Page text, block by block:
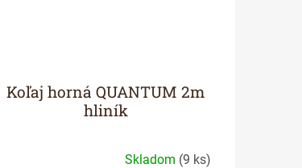
Koľaj horná QUANTUM 2m
hliník
Skladom (9 ks)